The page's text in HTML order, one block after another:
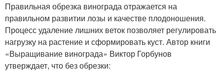
Правильная обрезка винограда отражается на
правильном развитии лозы и качестве плодоношения.
Процесс удаление лишних веток позволяет регулировать
нагрузку на растение и сформировать куст. Автор книги
«Выращивание винограда» Виктор Горбунов
утверждает, что без обрезки: